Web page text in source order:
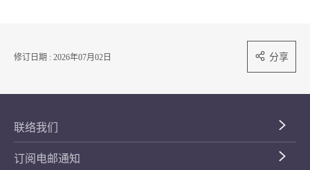
修订日期 : 2026年07月02日 分享
联络我们
订阅电邮通知